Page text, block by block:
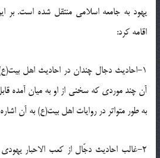
یهود به جامعه اسلامى منتقل شده است. بر
اقامه کرد:
١-احادیث دجال چندان در احادیث اهل
آن چند موردى که سخنى از او به میان آمده
به‌ طور متواتر در روایات اهل بیت(ع) به آن
٢-غالب احادیث دجّال از کعب الاحبار